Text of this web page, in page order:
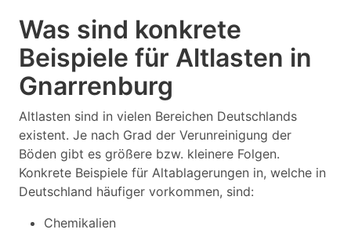
Was sind konkrete
Beispiele für Altlasten in
Gnarrenburg
Altlasten sind in vielen Bereichen Deutschlands
existent. Je nach Grad der Verunreinigung der
Böden gibt es größere bzw. kleinere Folgen.
Konkrete Beispiele für Altablagerungen in, welche in
Deutschland häufiger vorkommen, sind:
Chemikalien